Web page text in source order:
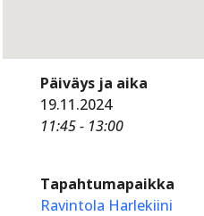
Päiväys ja aika
19.11.2024
11:45 - 13:00
Tapahtumapaikka
Ravintola Harlekiini